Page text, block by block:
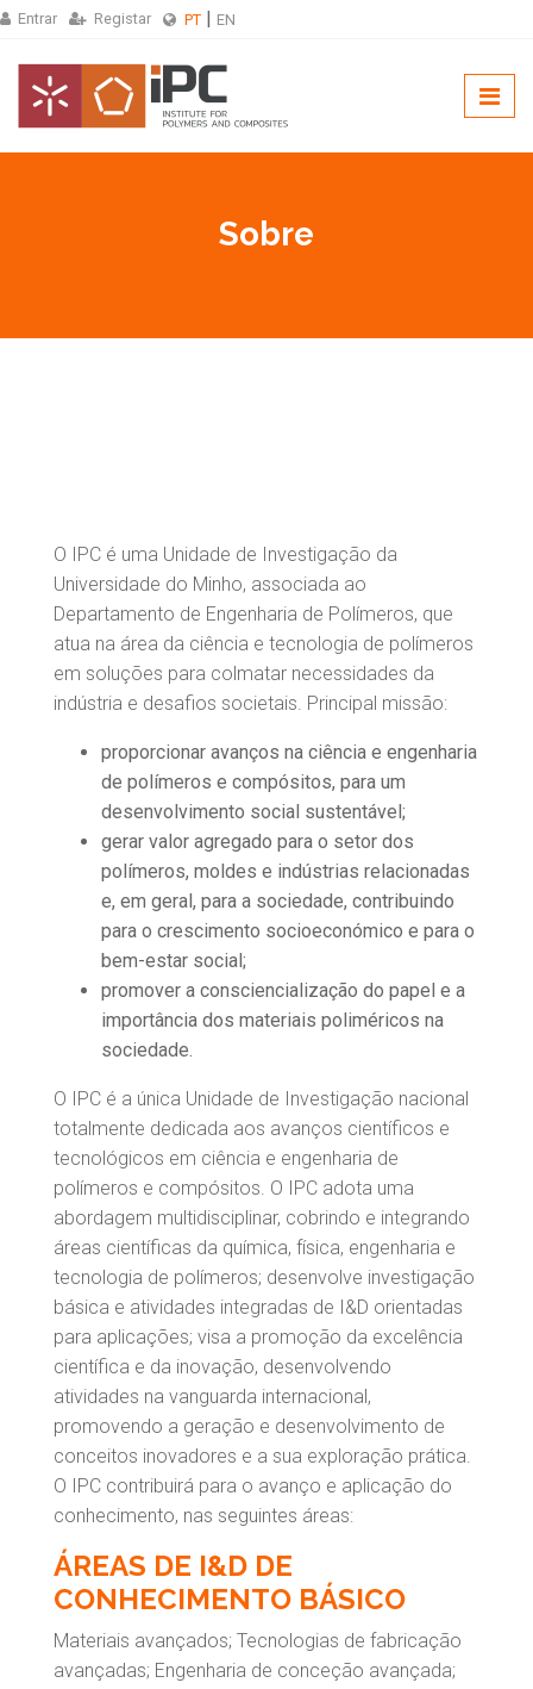
Entrar Registar PT EN
Sobre
O IPC é uma Unidade de Investigação da
Universidade do Minho, associada ao
Departamento de Engenharia de Polímeros, que
atua na área da ciência e tecnologia de polímeros
em soluções para colmatar necessidades da
indústria e desafios societais. Principal missão:
proporcionar avanços na ciência e engenharia
de polímeros e compósitos, para um
desenvolvimento social sustentável;
gerar valor agregado para o setor dos
polímeros, moldes e indústrias relacionadas
e, em geral, para a sociedade, contribuindo
para o crescimento socioeconómico e para o
bem-estar social;
promover a consciencialização do papel e a
importância dos materiais poliméricos na
sociedade.
O IPC é a única Unidade de Investigação nacional
totalmente dedicada aos avanços científicos e
tecnológicos em ciência e engenharia de
polímeros e compósitos. O IPC adota uma
abordagem multidisciplinar, cobrindo e integrando
áreas científicas da química, física, engenharia e
tecnologia de polímeros; desenvolve investigação
básica e atividades integradas de I&D orientadas
para aplicações; visa a promoção da excelência
científica e da inovação, desenvolvendo
atividades na vanguarda internacional,
promovendo a geração e desenvolvimento de
conceitos inovadores e a sua exploração prática.
O IPC contribuirá para o avanço e aplicação do
conhecimento, nas seguintes áreas:
ÁREAS DE I&D DE
CONHECIMENTO BÁSICO
Materiais avançados; Tecnologias de fabricação
avançadas; Engenharia de conceção avançada;